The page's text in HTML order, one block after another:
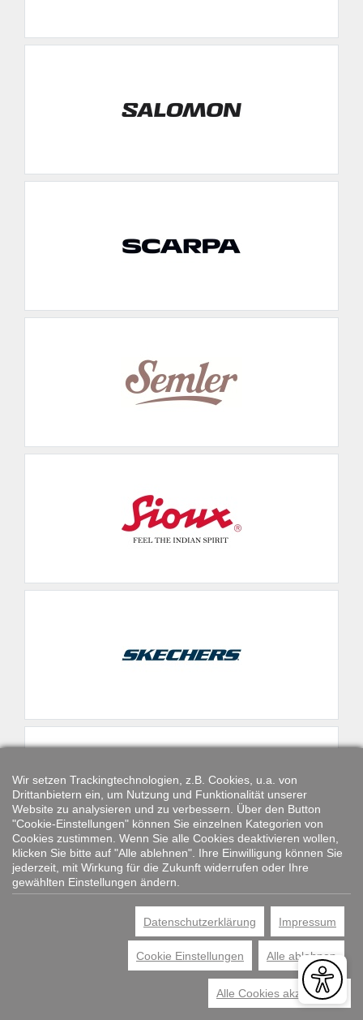
Wir setzen Trackingtechnologien, z.B. Cookies, u.a. von
Drittanbietern ein, um Nutzung und Funktionalität unserer
Website zu analysieren und zu verbessern. Über den Button
"Cookie-Einstellungen" können Sie einzelnen Kategorien von
Cookies zustimmen. Wenn Sie alle Cookies deaktivieren wollen,
klicken Sie bitte auf "Alle ablehnen". Ihre Einwilligung können Sie
jederzeit, mit Wirkung für die Zukunft widerrufen oder Ihre
gewählten Einstellungen ändern.
Datenschutzerklärung Impressum
Cookie Einstellungen Alle ablehnen
Alle Cookies akzeptieren